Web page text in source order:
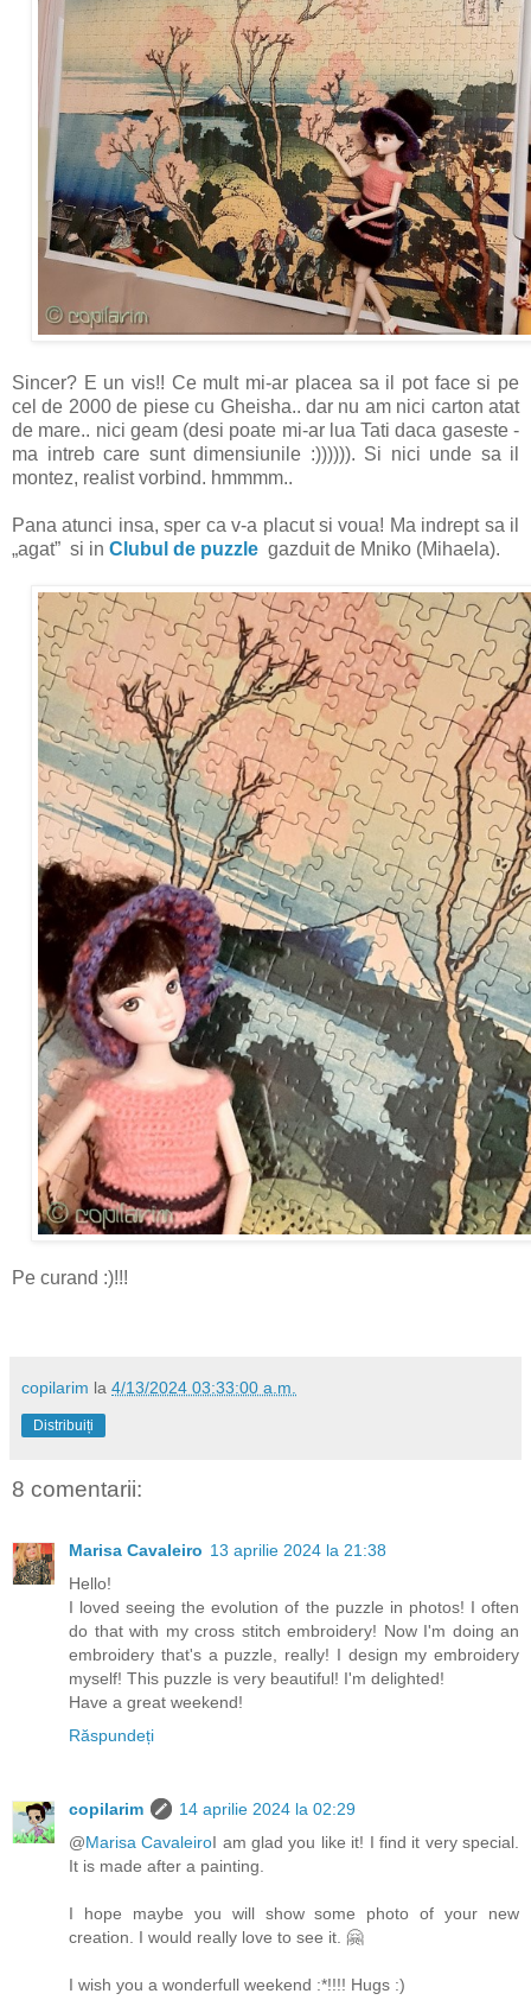
Sincer? E un vis!! Ce mult mi-ar placea sa il pot face si pe
cel de 2000 de piese cu Gheisha.. dar nu am nici carton atat
de mare.. nici geam (desi poate mi-ar lua Tati daca gaseste -
ma intreb care sunt dimensiunile :)))))). Si nici unde sa il
montez, realist vorbind. hmmmm..
Pana atunci insa, sper ca v-a placut si voua! Ma indrept sa il
„agat” si in Clubul de puzzle gazduit de Mniko (Mihaela).
Pe curand :)!!!
copilarim la 4/13/2024 03:33:00 a.m.
Distribuiți
8 comentarii:
Marisa Cavaleiro 13 aprilie 2024 la 21:38
Hello!
I loved seeing the evolution of the puzzle in photos! I often
do that with my cross stitch embroidery! Now I'm doing an
embroidery that's a puzzle, really! I design my embroidery
myself! This puzzle is very beautiful! I'm delighted!
Have a great weekend!
Răspundeți
copilarim
14 aprilie 2024 la 02:29
@Marisa CavaleiroI am glad you like it! I find it very special.
It is made after a painting.
I hope maybe you will show some photo of your new
creation. I would really love to see it. 🤗
I wish you a wonderfull weekend :*!!!! Hugs :)